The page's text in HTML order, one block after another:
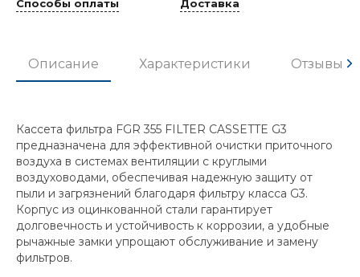
Способы оплаты Доставка
Описание Характеристики Отзывы
Кассета фильтра FGR 355 FILTER CASSETTE G3
предназначена для эффективной очистки приточного
воздуха в системах вентиляции с круглыми
воздуховодами, обеспечивая надежную защиту от
пыли и загрязнений благодаря фильтру класса G3.
Корпус из оцинкованной стали гарантирует
долговечность и устойчивость к коррозии, а удобные
рычажные замки упрощают обслуживание и замену
фильтров.